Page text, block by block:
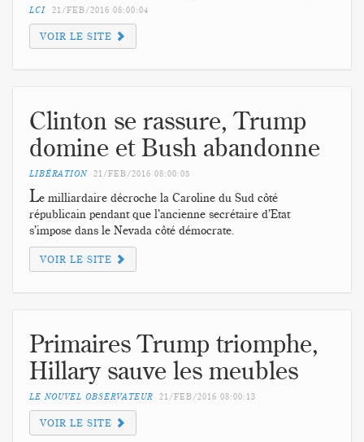
LCI 21/FEB/2016 08:00:04
VOIR LE SITE
Clinton se rassure, Trump
domine et Bush abandonne
LIBÉRATION 21/FEB/2016 08:00:05
Le milliardaire décroche la Caroline du Sud côté
républicain pendant que l’ancienne secrétaire d’Etat
s’impose dans le Nevada côté démocrate.
VOIR LE SITE
Primaires Trump triomphe,
Hillary sauve les meubles
LE NOUVEL OBSERVATEUR 21/FEB/2016 08:00:13
VOIR LE SITE